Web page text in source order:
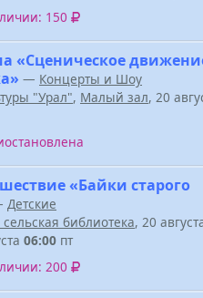
150
«Сценическое
— Концерты и Шоу
"Урал", Малый зал, 20
«Байки старого
Детские
библиотека, 20
06:00 пт
200